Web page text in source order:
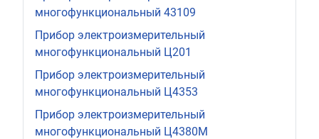
многофункциональный 43109
Прибор электроизмерительный
многофункциональный Ц201
Прибор электроизмерительный
многофункциональный Ц4353
Прибор электроизмерительный
многофункциональный Ц4380М